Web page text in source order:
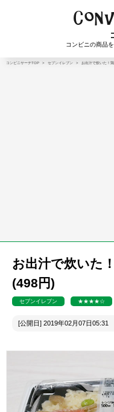
コンビニの商品
コンビニサーチTOP > セブンイレブン > お出汁で炊いた！
お出汁で炊いた
(498円)
セブンイレブン ★★★★☆
[公開日] 2019年02月07日